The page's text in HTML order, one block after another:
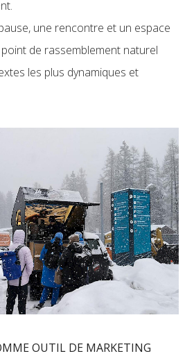
une rencontre et un espace
de rassemblement naturel
les plus dynamiques et
OUTIL DE MARKETING